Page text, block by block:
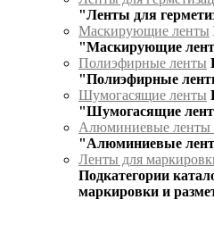
"Ленты для
Маскирующие ленты
"Маскирующие
Полиэфирные ленты
"Полиэфирные
Шумогасящие ленты
"Шумогасящие
Алюминиевые ленты
"Алюминиевые
Ленты для
Подкатегории
маркировки и